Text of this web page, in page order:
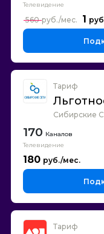
Телевидение
1
560
Тариф
Сибирские
170 Каналов
Телевидение
180
Тариф